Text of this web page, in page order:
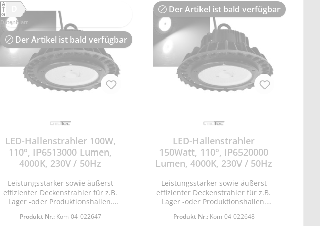
A
G
Datenblatt
Der Artikel ist bald verfügbar
LED-Hallenstrahler 100W,
110°, IP6513000 Lumen,
4000K, 230V / 50Hz
Leistungsstarker sowie äußerst
effizienter Deckenstrahler für z.B.
Lager -oder Produktionshallen.
ersetzen Ihrer alten ineffizienten
Produkt Nr.: Kom-04-022647
Der Artikel ist bald verfügbar
LED-Hallenstrahler
150Watt, 110°, IP6520000
Lumen, 4000K, 230V / 50Hz
Leistungsstarker sowie äußerst
effizienter Deckenstrahler für z.B.
Lager -oder Produktionshallen.
ersetzen Ihrer alten ineffizienten
Produkt Nr.: Kom-04-022648